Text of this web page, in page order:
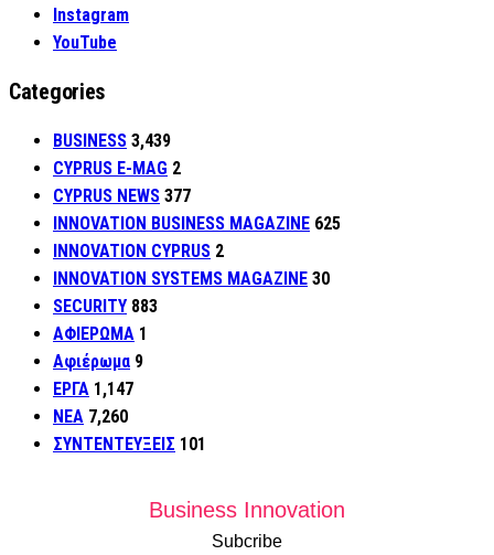
Instagram
YouTube
Categories
BUSINESS 3,439
CYPRUS E-MAG 2
CYPRUS NEWS 377
INNOVATION BUSINESS MAGAZINE 625
INNOVATION CYPRUS 2
INNOVATION SYSTEMS MAGAZINE 30
SECURITY 883
ΑΦΙΕΡΩΜΑ 1
Αφιέρωμα 9
ΕΡΓΑ 1,147
ΝΕΑ 7,260
ΣΥΝΤΕΝΤΕΥΞΕΙΣ 101
Business Innovation
Subcribe